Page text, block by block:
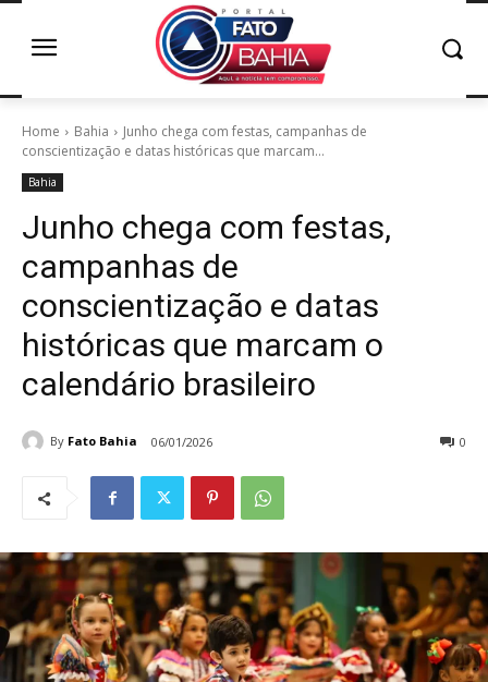
Home Bahia
Junho chega com festas, campanhas de
conscientização e datas históricas que marcam...
Bahia
Junho chega com festas,
campanhas de
conscientização e datas
históricas que marcam o
calendário brasileiro
By Fato Bahia 06/01/2026 0